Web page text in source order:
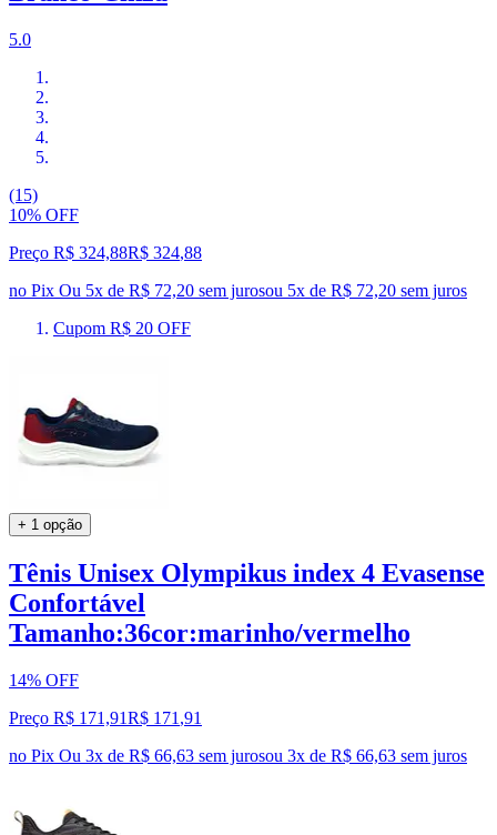
5.0
(15)
10% OFF
Preço R$ 324,88R$ 324,88
no Pix Ou 5x de R$ 72,20 sem jurosou 5x de R$ 72,20 sem juros
Cupom R$ 20 OFF
+ 1 opção
Tênis Unisex Olympikus index 4 Evasense
Confortável
Tamanho:36cor:marinho/vermelho
14% OFF
Preço R$ 171,91R$ 171 ,91
no Pix Ou 3x de R$ 66,63 sem jurosou 3x de R$ 66,63 sem juros